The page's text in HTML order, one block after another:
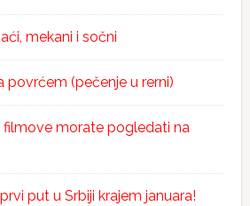
mekani i sočni
povrćem (pečenje u rerni)
filmove morate pogledati na
put u Srbiji krajem januara!